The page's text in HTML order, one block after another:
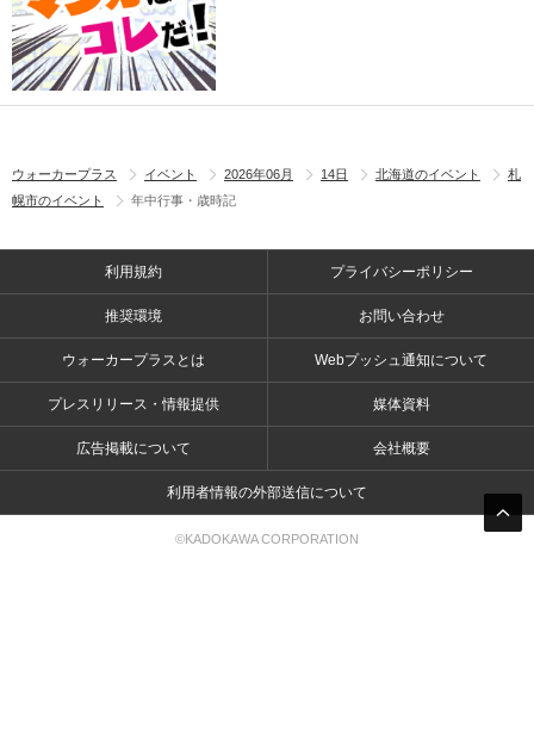
ウォーカープラス イベント 2026年06月 14日 北海道のイベント
札
幌市のイベント
年中行事・歳時記
利用規約 プライバシーポリシー
推奨環境 お問い合わせ
ウォーカープラスとは Webプッシュ通知について
プレスリリース・情報提供 媒体資料
広告掲載について 会社概要
利用者情報の外部送信について
©KADOKAWA CORPORATION